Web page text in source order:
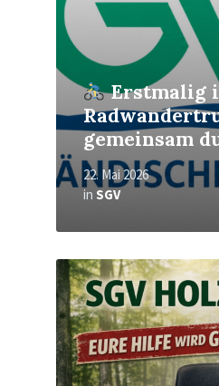
Erstmalig
gemeinsam
22. Mai 2026
in SGV
Mehr
erfahren